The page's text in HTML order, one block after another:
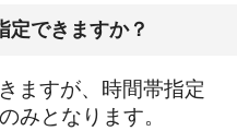
定できますか？
ますが、時間帯指定
みとなります。